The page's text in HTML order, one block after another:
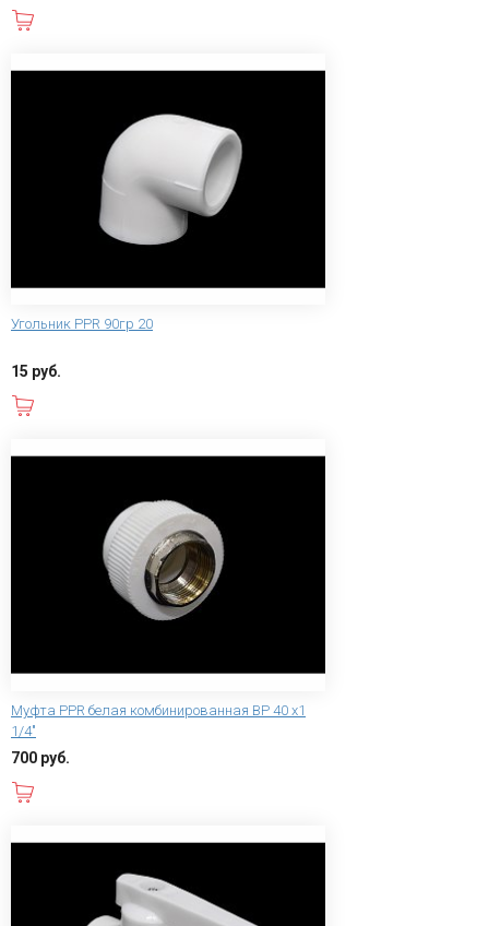
Угольник PPR 90гр 20
15 руб.
Муфта PPR белая комбинированная ВР 40 х1
1/4"
700 руб.